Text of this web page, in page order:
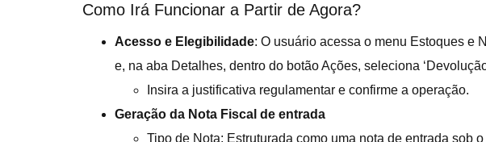
Como Irá Funcionar a Partir de Agora?
Acesso e Elegibilidade: O usuário acessa o menu Estoques e
e, na aba Detalhes, dentro do botão Ações, seleciona
Insira a justificativa regulamentar e confirme a operação.
Geração da Nota Fiscal de entrada
Tipo de Nota: Estruturada como uma nota de entrada sob